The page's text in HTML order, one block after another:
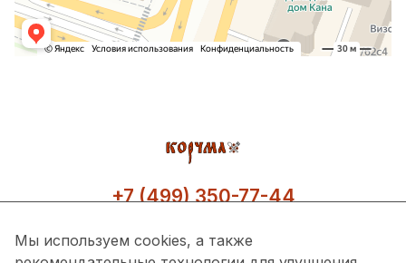
+7 (499) 350-77-44
Мы используем cookies, а также